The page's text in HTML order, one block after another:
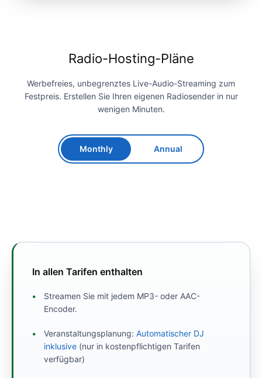
Radio-Hosting-Pläne
Werbefreies, unbegrenztes Live-Audio-Streaming zum
Festpreis. Erstellen Sie Ihren eigenen Radiosender in nur
wenigen Minuten.
Monthly Annual
In allen Tarifen enthalten
Streamen Sie mit jedem MP3- oder AAC-
Encoder.
Veranstaltungsplanung: Automatischer DJ
inklusive (nur in kostenpflichtigen Tarifen
verfügbar)